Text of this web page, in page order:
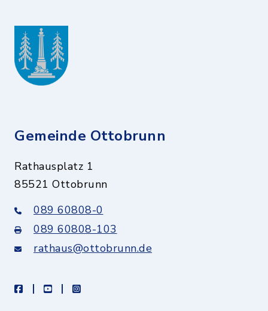
Gemeinde Ottobrunn
Rathausplatz 1
85521 Ottobrunn
089 60808-0
089 60808-103
rathaus@ottobrunn.de
facebookyoutubeinstagram